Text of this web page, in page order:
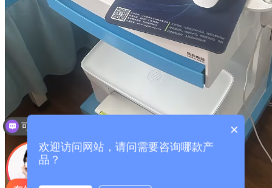
×
欢迎访问网站，请问需要咨询哪款产
品？